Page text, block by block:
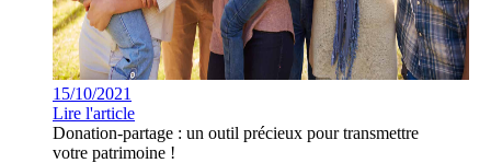
15/10/2021
Lire l'article
Donation-partage : un outil précieux pour transmettre
votre patrimoine !